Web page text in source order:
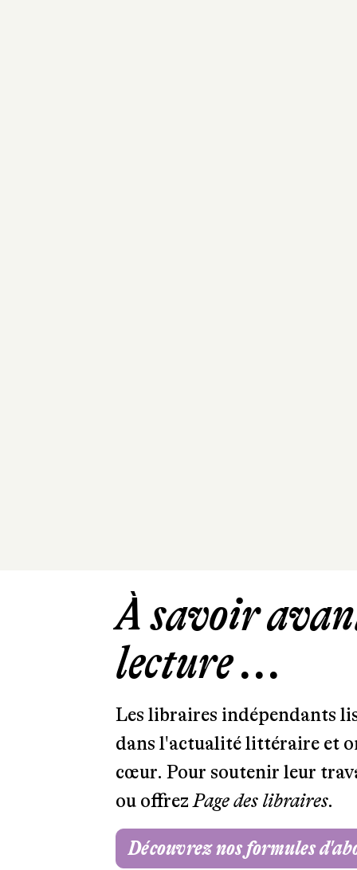
À savoir
lecture ...
Les libraires indépendants
dans l'actualité littéraire et
cœur. Pour soutenir leur
ou offrezPage des libraires.
Découvrez nos formules